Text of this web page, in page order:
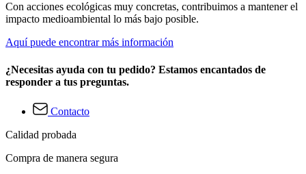
Con acciones ecológicas muy concretas, contribuimos a mantener el
impacto medioambiental lo más bajo posible.
Aquí puede encontrar más información
¿Necesitas ayuda con tu pedido? Estamos encantados de
responder a tus preguntas.
Contacto
Calidad probada
Compra de manera segura